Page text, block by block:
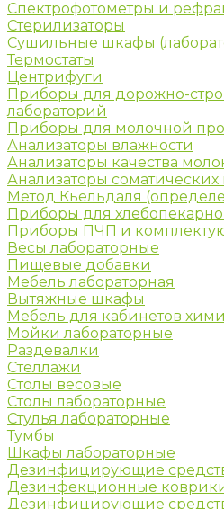
Спектрофотометры и
Стерилизаторы
Сушильные шкафы
Термостаты
Центрифуги
Приборы для дорожно-
лабораторий
Приборы для молочной
Анализаторы влажности
Анализаторы качества
Анализаторы соматических
Метод Кьельдаля
Приборы для
Приборы ПЧП и
Весы лабораторные
Пищевые добавки
Мебель лабораторная
Вытяжные шкафы
Мебель для кабинетов
Мойки лабораторные
Раздевалки
Стеллажи
Столы весовые
Столы лабораторные
Стулья лабораторные
Тумбы
Шкафы лабораторные
Дезинфицирующие
Дезинфекционные
Дезинфицирующие